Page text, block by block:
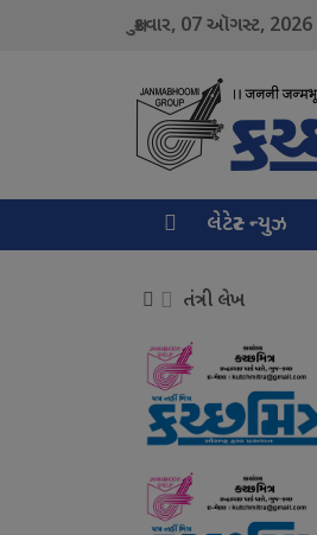
શુક્રવાર, 07ઑગસ્ટ, 2026
લેટેસ્ટ ન્યુઝ
તંત્રી લેખ